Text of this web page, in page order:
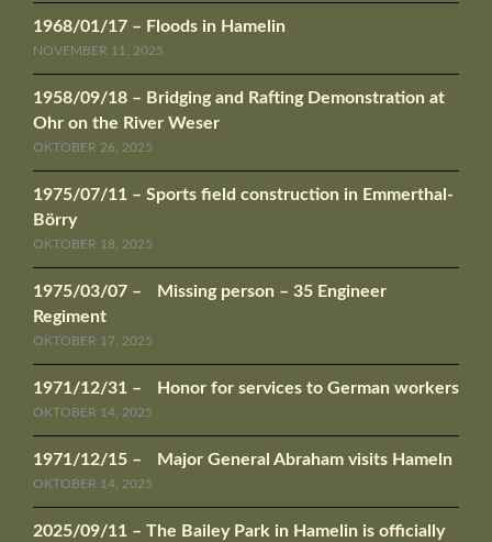
1968/01/17 – Floods in Hamelin
NOVEMBER 11, 2025
1958/09/18 – Bridging and Rafting Demonstration at
Ohr on the River Weser
OKTOBER 26, 2025
1975/07/11 – Sports field construction in Emmerthal-
Börry
OKTOBER 18, 2025
1975/03/07 – Missing person – 35 Engineer
Regiment
OKTOBER 17, 2025
1971/12/31 – Honor for services to German workers
OKTOBER 14, 2025
1971/12/15 – Major General Abraham visits Hameln
OKTOBER 14, 2025
2025/09/11 – The Bailey Park in Hamelin is officially